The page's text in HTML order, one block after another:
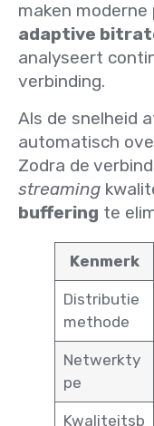
maken moderne
adaptive
analyseert
verbinding.
Als de snelheid
automatisch
Zodra de
streaming
buffering te
Kenmerk
Distributie
methode
Netwerkty
pe
Kwaliteitsb